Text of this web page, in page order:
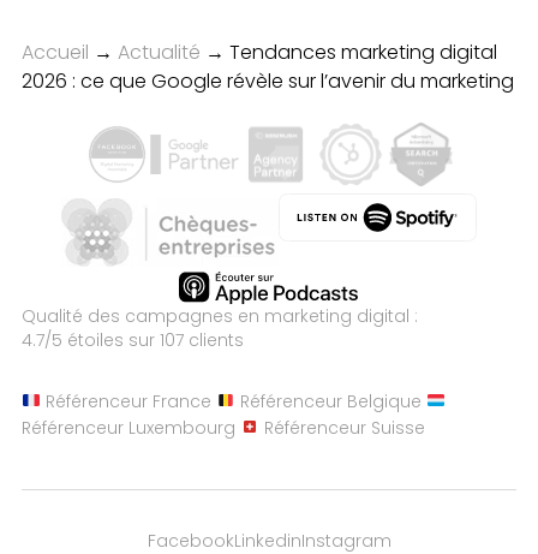
Accueil → Actualité → Tendances marketing digital
2026 : ce que Google révèle sur l’avenir du marketing
Qualité des campagnes en marketing digital :
4.7/5 étoiles sur 107 clients
Référenceur France
Référenceur Belgique
Référenceur Luxembourg
Référenceur Suisse
FacebookLinkedinInstagram